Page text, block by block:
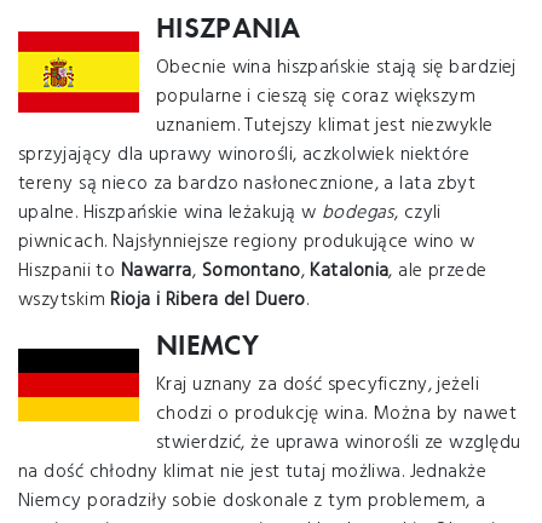
HISZPANIA
Obecnie wina hiszpańskie stają się bardziej
popularne i cieszą się coraz większym
uznaniem. Tutejszy klimat jest niezwykle
sprzyjający dla uprawy winorośli, aczkolwiek niektóre
tereny są nieco za bardzo nasłonecznione, a lata zbyt
upalne. Hiszpańskie wina leżakują w bodegas, czyli
piwnicach. Najsłynniejsze regiony produkujące wino w
Hiszpanii to Nawarra, Somontano,Katalonia, ale przede
wszytskim Rioja i Ribera del Duero.
NIEMCY
Kraj uznany za dość specyficzny, jeżeli
chodzi o produkcję wina. Można by nawet
stwierdzić, że uprawa winorośli ze względu
na dość chłodny klimat nie jest tutaj możliwa. Jednakże
Niemcy poradziły sobie doskonale z tym problemem, a